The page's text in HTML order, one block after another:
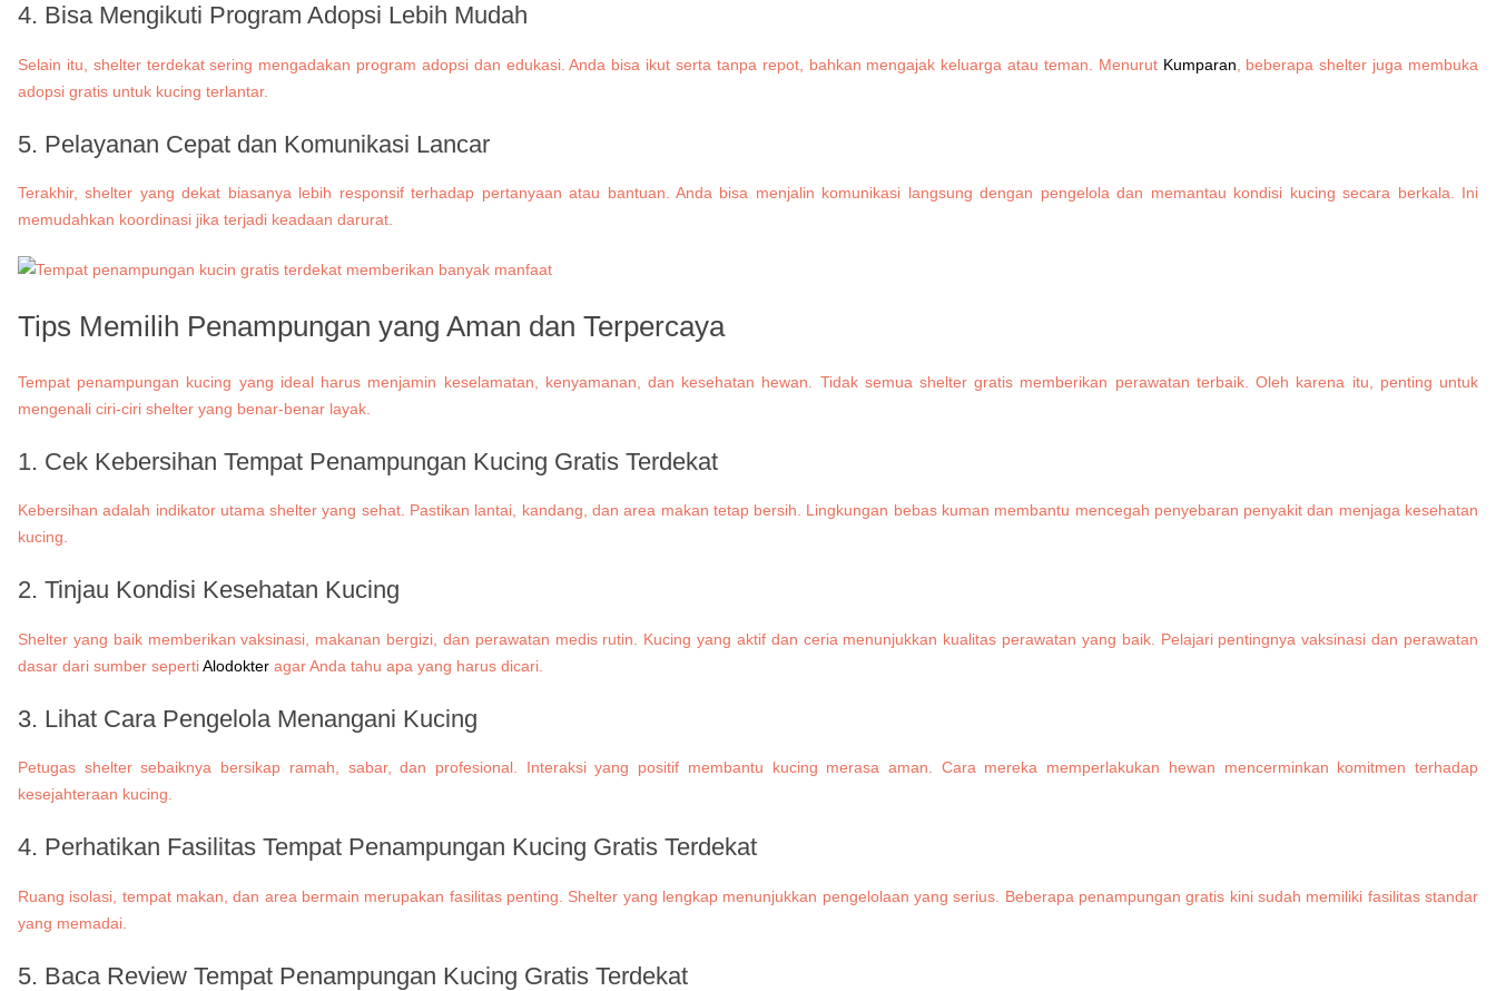
4. Bisa Mengikuti Program Adopsi Lebih Mudah
Selain itu, shelter terdekat sering mengadakan program adopsi dan edukasi. Anda bisa ikut serta tanpa repot, bahkan mengajak keluarga atau teman. Menurut Kumparan , beberapa shelter juga membuka
adopsi gratis untuk kucing terlantar.
5. Pelayanan Cepat dan Komunikasi Lancar
Terakhir, shelter yang dekat biasanya lebih responsif terhadap pertanyaan atau bantuan. Anda bisa menjalin komunikasi langsung dengan pengelola dan memantau kondisi kucing secara berkala. Ini
memudahkan koordinasi jika terjadi keadaan darurat.
Tips Memilih Penampungan yang Aman dan Terpercaya
Tempat penampungan kucing yang ideal harus menjamin keselamatan, kenyamanan, dan kesehatan hewan. Tidak semua shelter gratis memberikan perawatan terbaik. Oleh karena itu, penting untuk
mengenali ciri-ciri shelter yang benar-benar layak.
1. Cek Kebersihan Tempat Penampungan Kucing Gratis Terdekat
Kebersihan adalah indikator utama shelter yang sehat. Pastikan lantai, kandang, dan area makan tetap bersih. Lingkungan bebas kuman membantu mencegah penyebaran penyakit dan menjaga kesehatan
kucing.
2. Tinjau Kondisi Kesehatan Kucing
Shelter yang baik memberikan vaksinasi, makanan bergizi, dan perawatan medis rutin. Kucing yang aktif dan ceria menunjukkan kualitas perawatan yang baik. Pelajari pentingnya vaksinasi dan perawatan
dasar dari sumber sepertiAlodokter agar Anda tahu apa yang harus dicari.
3. Lihat Cara Pengelola Menangani Kucing
Petugas shelter sebaiknya bersikap ramah, sabar, dan profesional. Interaksi yang positif membantu kucing merasa aman. Cara mereka memperlakukan hewan mencerminkan komitmen terhadap
kesejahteraan kucing.
4. Perhatikan Fasilitas Tempat Penampungan Kucing Gratis Terdekat
Ruang isolasi, tempat makan, dan area bermain merupakan fasilitas penting. Shelter yang lengkap menunjukkan pengelolaan yang serius. Beberapa penampungan gratis kini sudah memiliki fasilitas standar
yang memadai.
5. Baca Review Tempat Penampungan Kucing Gratis Terdekat